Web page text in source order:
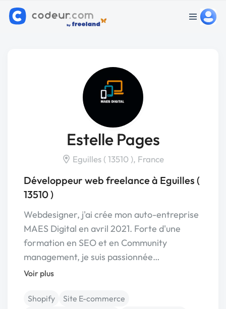
Estelle Pages
Eguilles ( 13510 ), France
Développeur web freelance à Eguilles (
13510 )
Webdesigner, j'ai crée mon auto-entreprise
MAES Digital en avril 2021. Forte d'une
formation en SEO et en Community
management, je suis passionnée…
Voir plus
Shopify
Site E-commerce